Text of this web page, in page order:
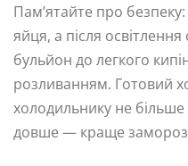
Пам’ятайте про безпеку:
яйця, а після
бульйон до легкого
розливанням. Готовий
холодильнику не
довше — краще